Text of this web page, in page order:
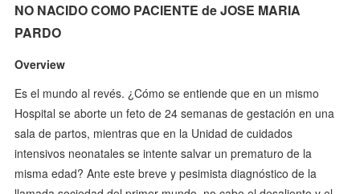
NO NACIDO COMO PACIENTE de JOSE MARIA
PARDO
Overview
Es el mundo al revés. ¿Cómo se entiende que en un mismo
Hospital se aborte un feto de 24 semanas de gestación en una
sala de partos, mientras que en la Unidad de cuidados
intensivos neonatales se intente salvar un prematuro de la
misma edad? Ante este breve y pesimista diagnóstico de la